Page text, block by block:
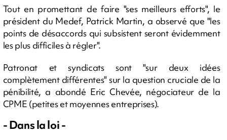
Tout en promettant de faire "ses meilleurs efforts", le
président du Medef, Patrick Martin, a observé que "les
points de désaccords qui subsistent seront évidemment
les plus difficiles à régler".
Patronat et syndicats sont "sur deux idées
complètement différentes" sur la question cruciale de la
pénibilité, a abondé Eric Chevée, négociateur de la
CPME (petites et moyennes entreprises).
- Dans la loi -